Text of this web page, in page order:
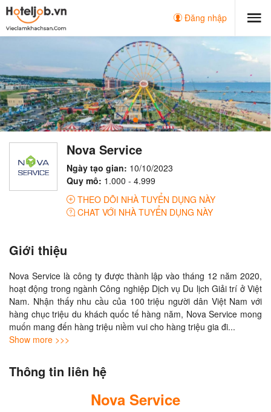
Đăng nhập
Nova Service
Ngày tạo gian: 10/10/2023
Quy mô: 1.000 - 4.999
THEO DÕI NHÀ TUYỂN DỤNG NÀY
CHAT VỚI NHÀ TUYỂN DỤNG NÀY
Giới thiệu
Nova Service là công ty được thành lập vào tháng 12 năm 2020,
hoạt động trong ngành Công nghiệp Dịch vụ Du lịch Giải trí ở Việt
Nam. Nhận thấy nhu cầu của 100 triệu người dân Việt Nam với
hàng chục triệu du khách quốc tế hàng năm, Nova Service mong
muốn mang đến hàng triệu niềm vui cho hàng triệu gia đi...
Show more >>>
Thông tin liên hệ
Nova Service